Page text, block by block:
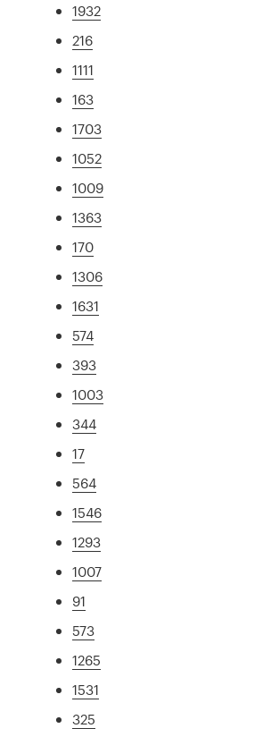
1932
216
1111
163
1703
1052
1009
1363
170
1306
1631
574
393
1003
344
17
564
1546
1293
1007
91
573
1265
1531
325